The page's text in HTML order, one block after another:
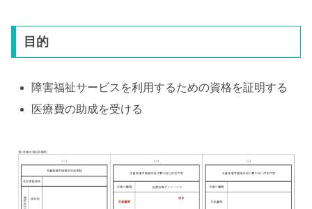
目的
障害福祉サービスを利用するための資格を証明する
医療費の助成を受ける